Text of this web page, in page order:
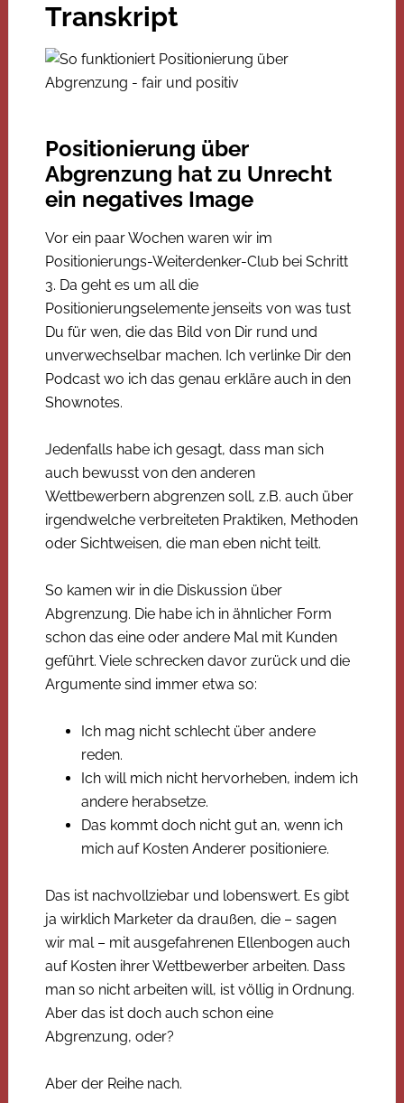
Transkript
Positionierung über
Abgrenzung hat zu Unrecht
ein negatives Image
Vor ein paar Wochen waren wir im
Positionierungs-Weiterdenker-Club bei Schritt
3. Da geht es um all die
Positionierungselemente jenseits von was tust
Du für wen, die das Bild von Dir rund und
unverwechselbar machen. Ich verlinke Dir den
Podcast wo ich das genau erkläre auch in den
Shownotes.
Jedenfalls habe ich gesagt, dass man sich
auch bewusst von den anderen
Wettbewerbern abgrenzen soll, z.B. auch über
irgendwelche verbreiteten Praktiken, Methoden
oder Sichtweisen, die man eben nicht teilt.
So kamen wir in die Diskussion über
Abgrenzung. Die habe ich in ähnlicher Form
schon das eine oder andere Mal mit Kunden
geführt. Viele schrecken davor zurück und die
Argumente sind immer etwa so:
Ich mag nicht schlecht über andere
reden.
Ich will mich nicht hervorheben, indem ich
andere herabsetze.
Das kommt doch nicht gut an, wenn ich
mich auf Kosten Anderer positioniere.
Das ist nachvollziebar und lobenswert. Es gibt
ja wirklich Marketer da draußen, die – sagen
wir mal – mit ausgefahrenen Ellenbogen auch
auf Kosten ihrer Wettbewerber arbeiten. Dass
man so nicht arbeiten will, ist völlig in Ordnung.
Aber das ist doch auch schon eine
Abgrenzung, oder?
Aber der Reihe nach.